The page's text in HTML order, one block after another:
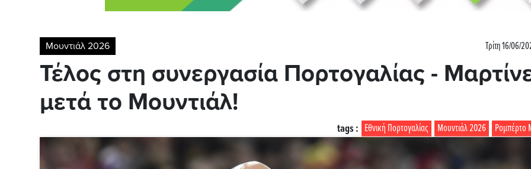
Μουντιάλ 2026 Τρίτη 16/06/
Τέλος στη συνεργασία Πορτογαλίας -
μετά το Μουντιάλ!
Ρομπέρτο
Μουντιάλ 2026
Εθνική Πορτογαλίας
tags :